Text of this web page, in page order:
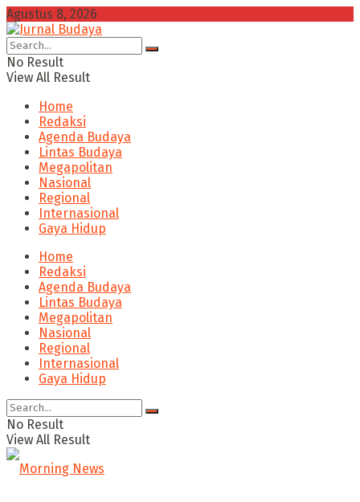
Agustus 8, 2026
No Result
View All Result
Home
Redaksi
Agenda Budaya
Lintas Budaya
Megapolitan
Nasional
Regional
Internasional
Gaya Hidup
Home
Redaksi
Agenda Budaya
Lintas Budaya
Megapolitan
Nasional
Regional
Internasional
Gaya Hidup
No Result
View All Result